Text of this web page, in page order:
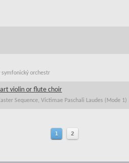
symfonický orchestr
violin or flute choir
Sequence, Victimae Paschali Laudes (Mode 1)
1 2